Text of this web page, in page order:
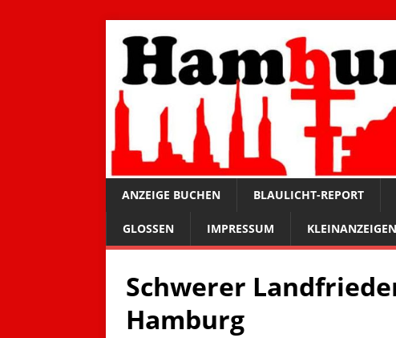
ANZEIGE BUCHEN BLAULICHT-REPORT
GLOSSEN IMPRESSUM KLEINANZEIGEN
Schwerer
Hamburg